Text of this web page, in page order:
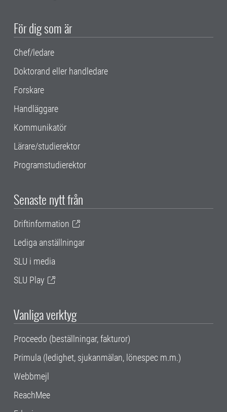
För dig som är
Chef/ledare
Doktorand eller handledare
Forskare
Handläggare
Kommunikatör
Lärare/studierektor
Programstudierektor
Senaste nytt från
Driftinformation
Lediga anställningar
SLU i media
SLU Play
Vanliga verktyg
Proceedo (beställningar, fakturor)
Primula (ledighet, sjukanmälan, lönespec m.m.)
Webbmejl
ReachMee